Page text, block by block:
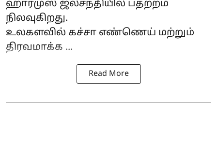
ஹார்முஸ் ஜலசந்தியில் பதற்றம்
நிலவுகிறது.
உலகளவில் கச்சா எண்ணெய் மற்றும்
திரவமாக்க ...
Read More